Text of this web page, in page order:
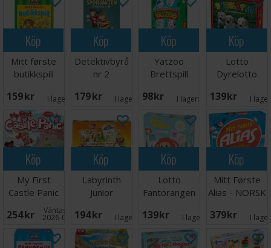
Köp
Mitt første
butikkspill
159 SEK I lager:
Köp
Detektivbyrå
nr 2
Brettspill
179 SEK I lager: 3
Köp
Yatzoo
Brettspill
98 SEK I lager:
Köp
Lotto
Dyrelotto
139 SEK I
Köp
My First
Castle Panic
Brädspel
254 SEK Väntas in:
2026-09-30
Köp
Labyrinth
Junior
194 SEK I lager:
Köp
Lotto
Fantorangen
139 SEK I lager: 4
Köp
Mitt Første
Alias - NORSK
379 SEK I